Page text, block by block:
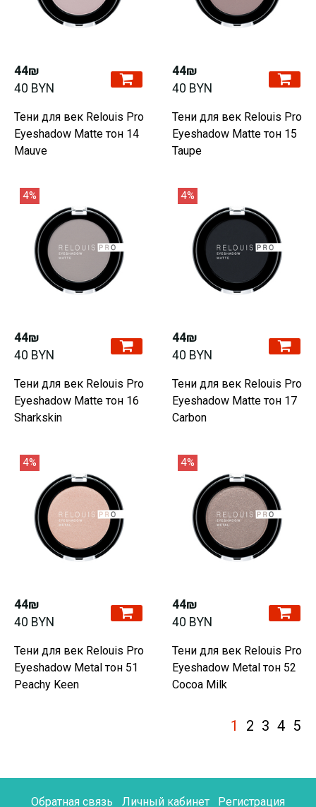
44₪
40 BYN
Тени для век Relouis Pro
Eyeshadow Matte тон 14
Mauve
44₪
40 BYN
Тени для век Relouis Pro
Eyeshadow Matte тон 15
Taupe
4%
44₪
40 BYN
Тени для век Relouis Pro
Eyeshadow Matte тон 16
Sharkskin
4%
44₪
40 BYN
Тени для век Relouis Pro
Eyeshadow Matte тон 17
Carbon
4%
44₪
40 BYN
Тени для век Relouis Pro
Eyeshadow Metal тон 51
Peachy Keen
4%
44₪
40 BYN
Тени для век Relouis Pro
Eyeshadow Metal тон 52
Cocoa Milk
1 2 3 4 5
Обратная связь Личный кабинет Регистрация